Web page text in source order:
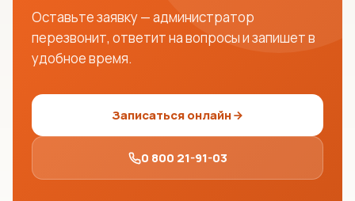
Оставьте заявку — администратор
перезвонит, ответит на вопросы и запишет в
удобное время.
Записаться онлайн
0 800 21-91-03